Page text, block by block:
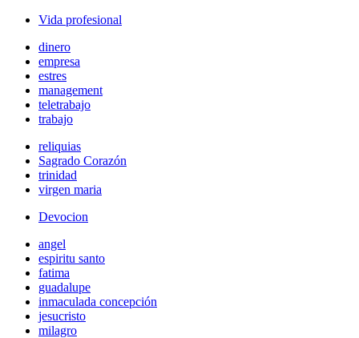
Vida profesional
dinero
empresa
estres
management
teletrabajo
trabajo
reliquias
Sagrado Corazón
trinidad
virgen maria
Devocion
angel
espiritu santo
fatima
guadalupe
inmaculada concepción
jesucristo
milagro